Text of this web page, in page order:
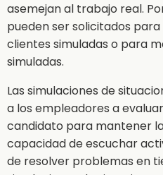
asemejan al trabajo real.
pueden ser solicitados
clientes simuladas o para
simuladas.
Las simulaciones de
a los empleadores a
candidato para mantener
capacidad de escuchar
de resolver problemas en